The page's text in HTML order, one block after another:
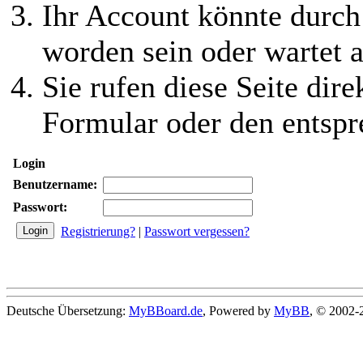
Ihr Account könnte
worden sein oder wartet
Sie rufen diese Seite
Formular oder den
Login
Benutzername:
Passwort:
Registrierung? | Passwort vergessen?
Deutsche Übersetzung: MyBBoard.de, Powered by MyBB, © 2002-